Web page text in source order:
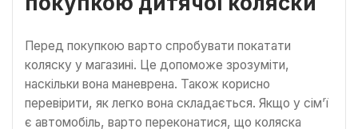
Перед покупкою варто спробувати покатати
коляску у магазині. Це допоможе зрозуміти,
наскільки вона маневрена. Також корисно
перевірити, як легко вона складається. Якщо у сім’ї
є автомобіль, варто переконатися, що коляска